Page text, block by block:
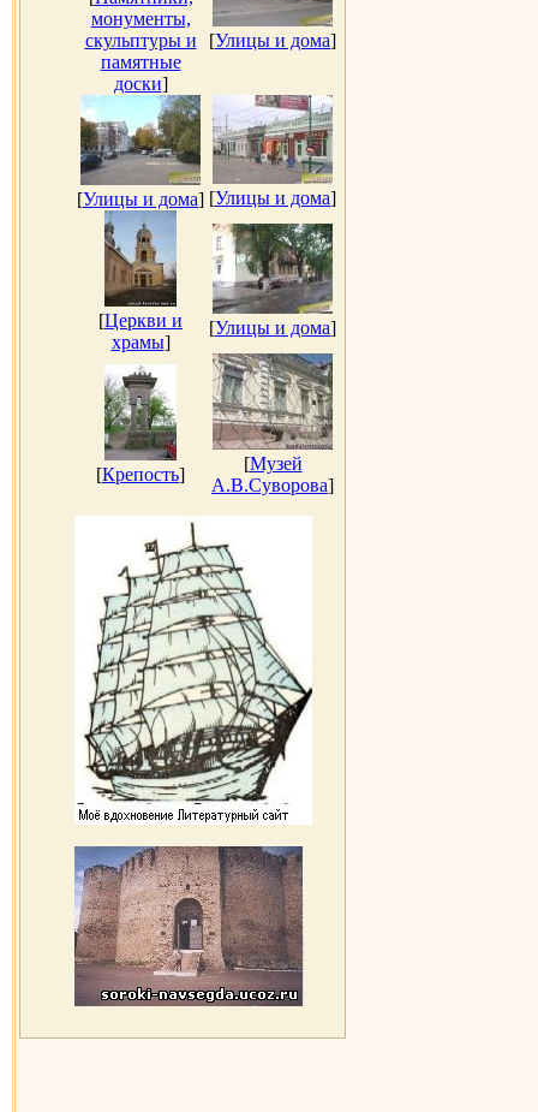
монументы,
скульптуры и
памятные
доски]
[Улицы и дома]
[Улицы и дома] [Улицы и дома]
[Церкви и
храмы]
[Улицы и дома]
[Крепость]
[Музей
А.В.Суворова]